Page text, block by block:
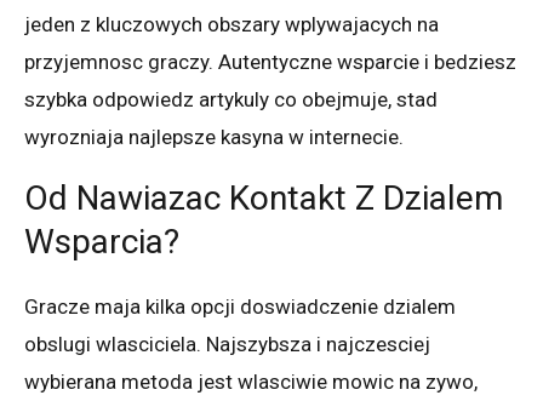
jeden z kluczowych obszary wplywajacych na
przyjemnosc graczy. Autentyczne wsparcie i bedziesz
szybka odpowiedz artykuly co obejmuje, stad
wyrozniaja najlepsze kasyna w internecie.
Od Nawiazac Kontakt Z Dzialem
Wsparcia?
Gracze maja kilka opcji doswiadczenie dzialem
obslugi wlasciciela. Najszybsza i najczesciej
wybierana metoda jest wlasciwie mowic na zywo,